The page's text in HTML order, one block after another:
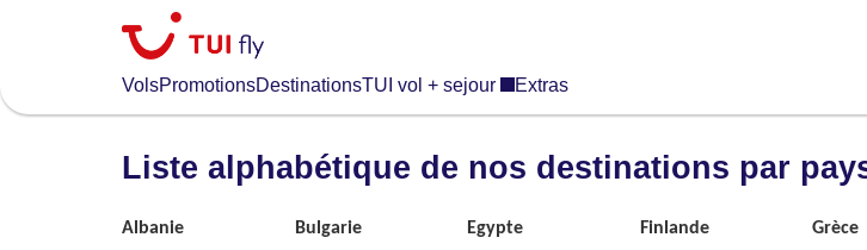
content
VolsPromotionsDestinationsTUI vol + sejour Extras
Liste alphabétique de nos destinations par
Albanie
Bulgarie
Egypte
Finlande
Grèce